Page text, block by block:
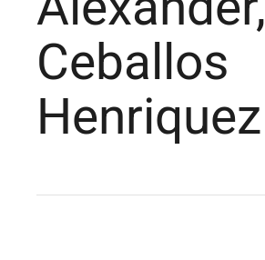
Ceballos
Henriquez